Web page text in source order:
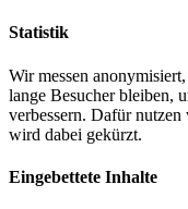
Statistik
Wir messen
lange Besucher bleiben,
verbessern. Dafür
wird dabei gekürzt.
Eingebettete Inhalte